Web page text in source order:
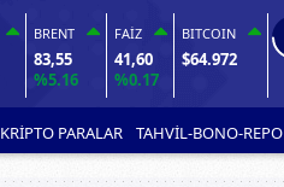
BRENT
83,55
%5.16
FAİZ
41,60
%0.17
BITCOIN
$64.972
KRİPTO PARALAR TAHVİL-BONO-REPO